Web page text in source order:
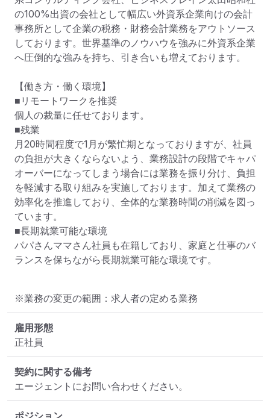
の100%出資の会社として幅広い外資系企業向けの会計
事務所として企業の税務・財務会計業務をアウトソース
しております。世界基準のノウハウを強みに外資系企業
へ圧倒的な強みを持ち、引き合いも増えております。
【働き方・働く環境】
■リモートワークを推奨
個人の裁量に任せております。
■残業
月20時間程度で1月が繁忙期となっておりますが、社員
の負担が大きくならないよう、業務設計の段階でキャパ
オーバーになってしまう場合には業務を振り分け、負担
を軽減する取り組みを実施しております。加えて業務の
効率化を推進しており、全体的な業務時間の削減を図っ
ています。
■長期就業可能な環境
パパさんママさん社員も在籍しており、家庭と仕事のバ
ランスを保ちながら長期就業可能な環境です。
※業務の変更の範囲：求人者の定める業務
雇用形態
正社員
契約に関する備考
エージェントにお問い合わせください。